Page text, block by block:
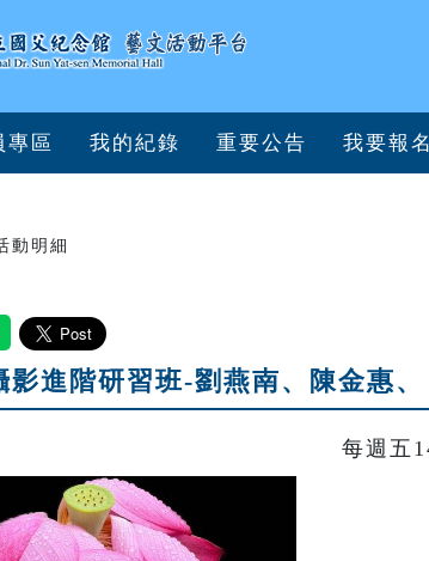
專區 我的紀錄 重要公告 我要報名
動明細
影進階研習班-劉燕南、陳金惠
每週五